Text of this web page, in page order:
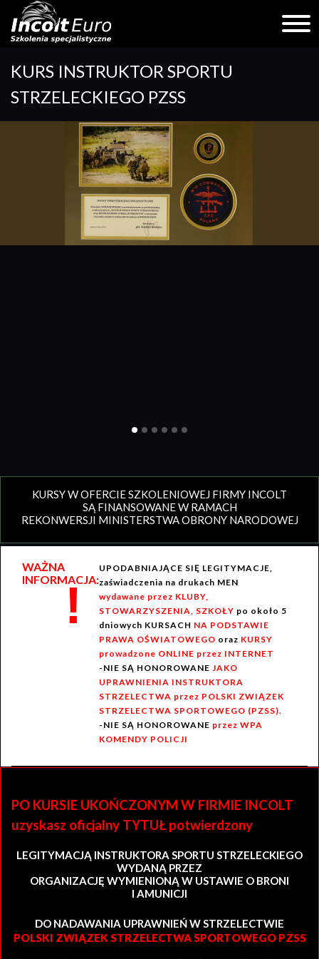
content
KURS INSTRUKTOR SPORTU
STRZELECKIEGO PZSS
KURSY W OFERCIE SZKOLENIOWEJ FIRMY INCOLT
SĄ FINANSOWANE W RAMACH
REKONWERSJI MINISTERSTWA OBRONY NARODOWEJ
WAŻNA
INFORMACJA:
!
UPODABNIAJĄCE SIĘ LEGITYMACJE,
zaświadczenia na drukach MEN
wydawane przez KLUBY,
STOWARZYSZENIA, SZKOŁY po około 5
dniowych KURSACH NA PODSTAWIE
PRAWA OŚWIATOWEGO oraz KURSY
prowadzone ONLINE przez INTERNET
-NIE SĄ HONOROWANE JAKO
UPRAWNIENIA INSTRUKTORA
STRZELECTWA przez POLSKI ZWIĄZEK
STRZELECTWA SPORTOWEGO (PZSS).
-NIE SĄ HONOROWANE przez WPA
KOMENDY POLICJI
PO KURSIE UKOŃCZONYM W FIRMIE INCOLT
uzyskasz oficjalny TYTUŁ potwierdzony
LEGITYMACJĄ INSTRUKTORA SPORTU STRZELECKIEGO
WYDANĄ PRZEZ
ORGANIZACJĘ WYMIENIONĄ W USTAWIE O BRONI
I AMUNICJI
DO NADAWANIA UPRAWNIEŃ W STRZELECTWIE
POLSKI ZWIĄZEK STRZELECTWA SPORTOWEGO PZSS